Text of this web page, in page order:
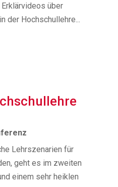
über
der Hochschullehre...
Lehrszenarien für
geht es im zweiten
einem sehr heiklen